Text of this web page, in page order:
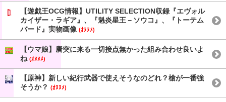
【遊戯王OCG情報】UTILITY SELECTION収録『エヴォル
カイザー・ラギア』、『魁炎星王－ソウコ』、『トーテム
バード』実物画像 (ｵﾇﾇﾒ)
【ウマ娘】唐突に来る一切接点無かった組み合わせ良いよ
ね (ｵﾇﾇﾒ)
【原神】新しい紀行武器で使えそうなのどれ？槍が一番強
そうか？ (ｵﾇﾇﾒ)